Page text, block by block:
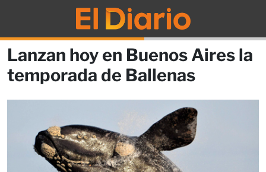
Lanzan hoy en Buenos Aires la
temporada de Ballenas